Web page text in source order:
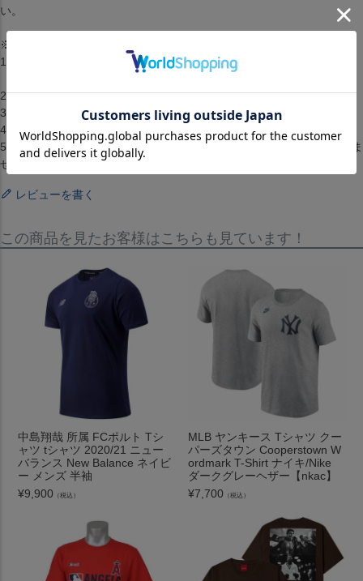
い。
※取り寄せ注文規約※
1.2点以上のお買い上げの場合準備ができた商品から順に発送します。
2.お客様都合によるキャンセル・返品はできません。
3.メーカーが在庫を確保できず、キャンセルとなる場合がございます。
4.仕様が変更される場合もございます。
5.配送までに1ヶ月から2ヶ月ほどかかります。（配送日の指定はできま
せん）[ジャージ][ユニホーム][2019 Replica Jersey][Mexico][Home]
レビューを書く
この商品を見たお客様はこちらも見ています！
中島翔哉 所属 FCポルト Tシ
ャツ tシャツ 2020/21 ニュー
バランス New Balance ネイビ
ー メンズ 半袖
¥9,900 （税込）
MLB ヤンキース Tシャツ クー
パーズタウン Cooperstown W
ordmark T-Shirt ナイキ/Nike
ダークグレーヘザー【nkac】
¥7,700 （税込）